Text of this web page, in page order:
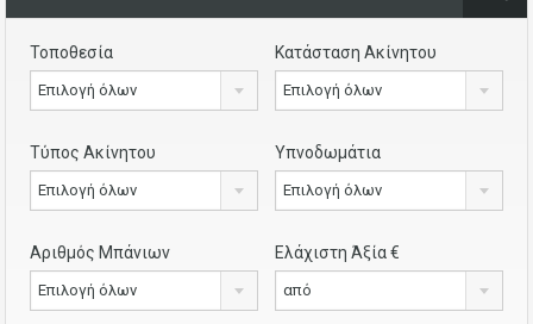
Τοποθεσία
Επιλογή όλων
Κατάσταση Ακίνητου
Επιλογή όλων
Τύπος Ακίνητου
Επιλογή όλων
Υπνοδωμάτια
Επιλογή όλων
Αριθμός Μπάνιων
Επιλογή όλων
Ελάχιστη Άξία €
από